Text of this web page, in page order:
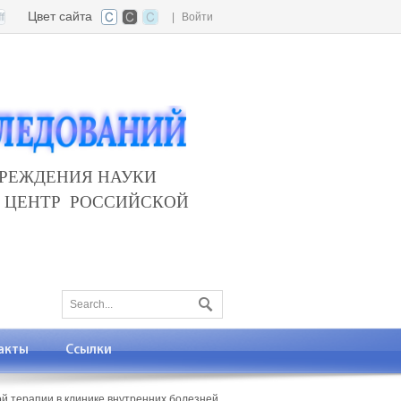
Войти
Цвет сайта
НАУКИ
ЦЕНТР РОССИЙСКОЙ
Ссылки